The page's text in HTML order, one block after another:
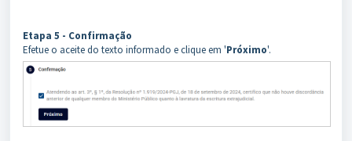
Etapa 5 - Confirmação
Efetue o aceite do texto informado e clique em 'Próximo'.